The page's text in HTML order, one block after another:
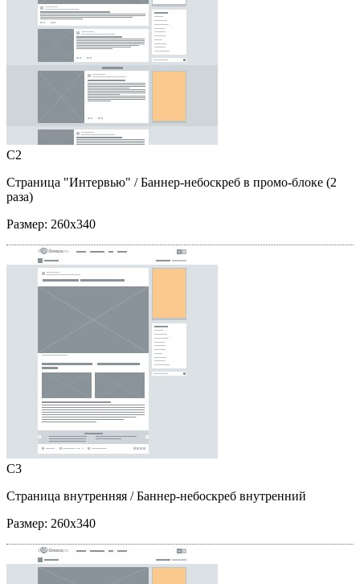
C2
Страница "Интервью" / Баннер-небоскреб в промо-блоке (2
раза)
Размер: 260x340
C3
Страница внутренняя / Баннер-небоскреб внутренний
Размер: 260x340